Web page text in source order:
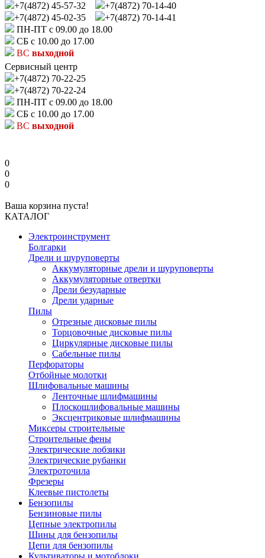
+7(4872) 45-57-32
+7(4872) 70-14-40
+7(4872) 45-02-35
+7(4872) 70-14-41
ПН-ПТ с 09.00 до 18.00
СБ с 10.00 до 17.00
ВС выходной
Сервисный центр
+7(4872) 70-22-25
+7(4872) 70-22-24
ПН-ПТ с 09.00 до 18.00
СБ с 10.00 до 17.00
ВС выходной
0
0
0
Ваша корзина пуста!
КАТАЛОГ
Электроинструмент
Болгарки
Дрели и шуруповерты
Аккумуляторные дрели и шуруповерты
Аккумуляторные отвертки
Дрели безударные
Дрели ударные
Пилы
Отрезные дисковые пилы
Торцовочные дисковые пилы
Циркулярные дисковые пилы
Сабельные пилы
Перфораторы
Отбойные молотки
Шлифовальные машины
Ленточные шлифмашины
Плоскошлифовальные машины
Эксцентриковые шлифмашины
Миксеры строительные
Строительные фены
Электрические лобзики
Электрические рубанки
Электроточила
Фрезеры
Клеевые пистолеты
Бензопилы
Бензиновые пилы
Цепные электропилы
Шины для бензопилы
Цепи для бензопилы
Культиваторы и мотоблоки